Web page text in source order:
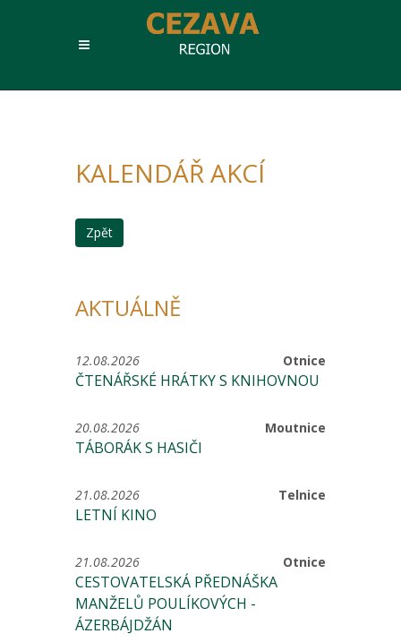
KALENDÁŘ AKCÍ
Zpět
AKTUÁLNĚ
Otnice
12.08.2026
ČTENÁŘSKÉ HRÁTKY S KNIHOVNOU
Moutnice
20.08.2026
TÁBORÁK S HASIČI
Telnice
21.08.2026
LETNÍ KINO
Otnice
21.08.2026
CESTOVATELSKÁ PŘEDNÁŠKA
MANŽELŮ POULÍKOVÝCH -
ÁZERBÁJDŽÁN